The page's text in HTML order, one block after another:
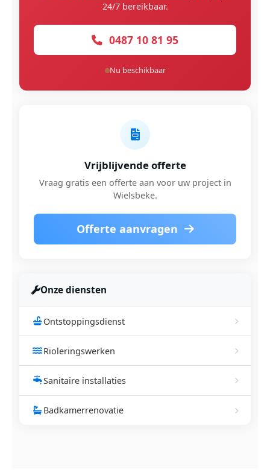
24/7 bereikbaar.
0487 10 81 95
Nu beschikbaar
Vrijblijvende offerte
Vraag gratis een offerte aan voor uw project in
Wielsbeke.
Offerte aanvragen
Onze diensten
Ontstoppingsdienst
Rioleringswerken
Sanitaire installaties
Badkamerrenovatie